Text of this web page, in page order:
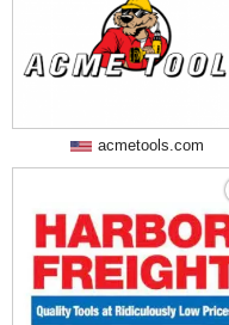
acmetools.com